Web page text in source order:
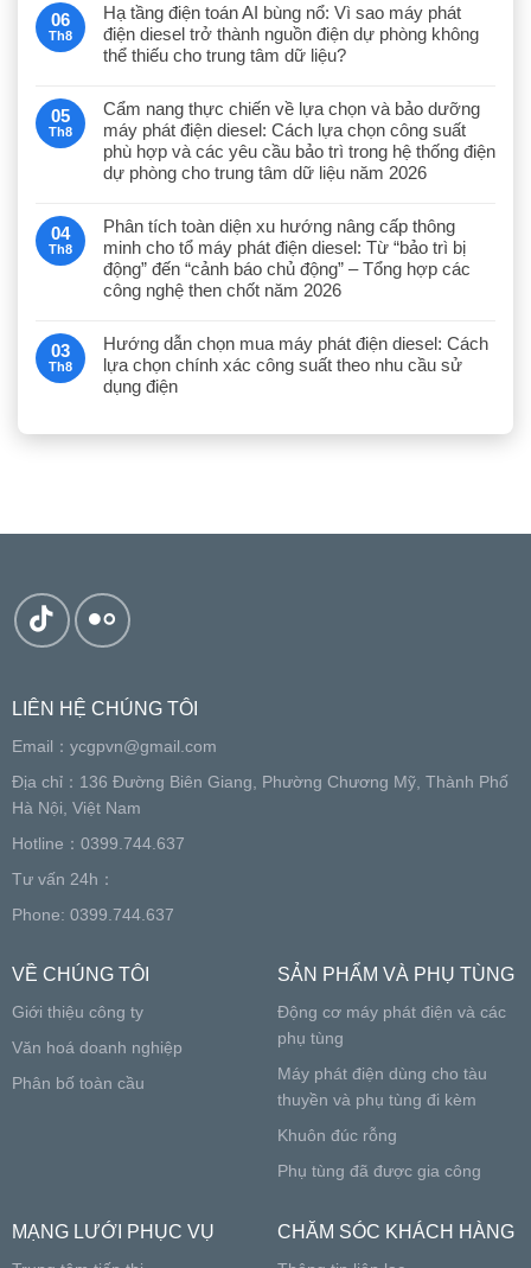
06
Th8
Hạ tầng điện toán AI bùng nổ: Vì sao máy phát
điện diesel trở thành nguồn điện dự phòng không
thể thiếu cho trung tâm dữ liệu?
05
Th8
Cẩm nang thực chiến về lựa chọn và bảo dưỡng
máy phát điện diesel: Cách lựa chọn công suất
phù hợp và các yêu cầu bảo trì trong hệ thống điện
dự phòng cho trung tâm dữ liệu năm 2026
04
Th8
Phân tích toàn diện xu hướng nâng cấp thông
minh cho tổ máy phát điện diesel: Từ “bảo trì bị
động” đến “cảnh báo chủ động” – Tổng hợp các
công nghệ then chốt năm 2026
03
Th8
Hướng dẫn chọn mua máy phát điện diesel: Cách
lựa chọn chính xác công suất theo nhu cầu sử
dụng điện
LIÊN HỆ CHÚNG TÔI
Email： ycgpvn@gmail.com
Địa chỉ：136 Đường Biên Giang, Phường Chương Mỹ, Thành Phố
Hà Nội, Việt Nam
Hotline：0399.744.637
Tư vấn 24h：
Phone: 0399.744.637
VỀ CHÚNG TÔI
Giới thiệu công ty
Văn hoá doanh nghiệp
Phân bố toàn cầu
SẢN PHẨM VÀ PHỤ TÙNG
Động cơ máy phát điện và các
phụ tùng
Máy phát điện dùng cho tàu
thuyền và phụ tùng đi kèm
Khuôn đúc rỗng
Phụ tùng đã được gia công
MẠNG LƯỚI PHỤC VỤ CHĂM SÓC KHÁCH HÀNG